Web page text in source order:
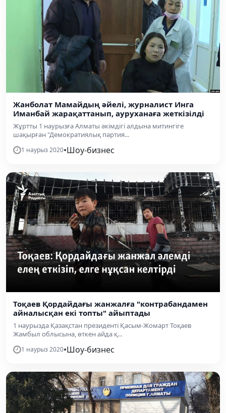
Жанболат Мамайдың әйелі, журналист Инга
Иманбай жарақаттанып, ауруханаға жеткізілді
Жұртты 1 наурызға Алматы әкімдігі алдына митингіге
шақырған "Демократиялық партия...
1 наурыз 2020•Шоу-бизнес
Тоқаев Қордайдағы жанжалға "контрабандамен
айналысқан екі топты" айыптады
1 наурызда Қазақстан президенті Қасым-Жомарт Тоқаев
Жамбыл облысына, өткен айда қ...
1 наурыз 2020•Шоу-бизнес